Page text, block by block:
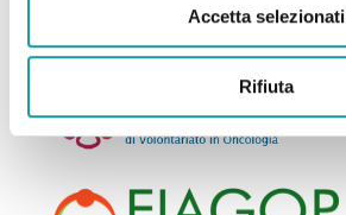
Accetta selezionati
Rifiuta
Associazione Federata